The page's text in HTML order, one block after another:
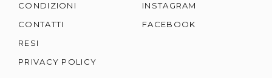
CONDIZIONI
CONTATTI
RESI
PRIVACY POLICY
INSTAGRAM
FACEBOOK